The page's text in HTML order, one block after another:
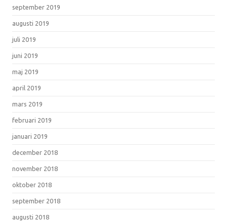
september 2019
augusti 2019
juli 2019
juni 2019
maj 2019
april 2019
mars 2019
februari 2019
januari 2019
december 2018
november 2018
oktober 2018
september 2018
augusti 2018